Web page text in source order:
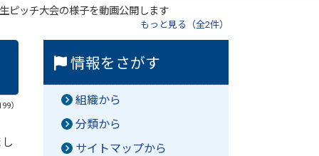
ピッチ大会の様子を動画公開します
もっと見る（全2件）
）
情報をさがす
組織から
分類から
サイトマップから